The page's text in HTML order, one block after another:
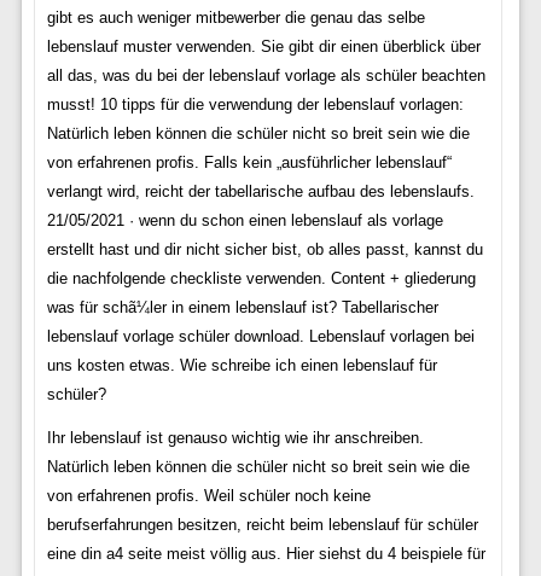
gibt es auch weniger mitbewerber die genau das selbe
lebenslauf muster verwenden. Sie gibt dir einen überblick über
all das, was du bei der lebenslauf vorlage als schüler beachten
musst! 10 tipps für die verwendung der lebenslauf vorlagen:
Natürlich leben können die schüler nicht so breit sein wie die
von erfahrenen profis. Falls kein „ausführlicher lebenslauf“
verlangt wird, reicht der tabellarische aufbau des lebenslaufs.
21/05/2021 · wenn du schon einen lebenslauf als vorlage
erstellt hast und dir nicht sicher bist, ob alles passt, kannst du
die nachfolgende checkliste verwenden. Content + gliederung
was für schã¼ler in einem lebenslauf ist? Tabellarischer
lebenslauf vorlage schüler download. Lebenslauf vorlagen bei
uns kosten etwas. Wie schreibe ich einen lebenslauf für
schüler?
Ihr lebenslauf ist genauso wichtig wie ihr anschreiben.
Natürlich leben können die schüler nicht so breit sein wie die
von erfahrenen profis. Weil schüler noch keine
berufserfahrungen besitzen, reicht beim lebenslauf für schüler
eine din a4 seite meist völlig aus. Hier siehst du 4 beispiele für